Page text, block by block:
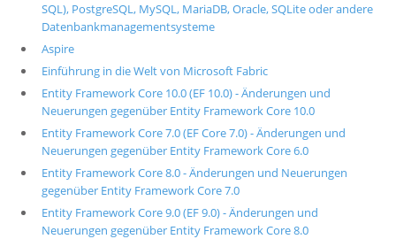
SQL), PostgreSQL, MySQL, MariaDB, Oracle, SQLite oder andere
Datenbankmanagementsysteme
Aspire
Einführung in die Welt von Microsoft Fabric
Entity Framework Core 10.0 (EF 10.0) - Änderungen und
Neuerungen gegenüber Entity Framework Core 10.0
Entity Framework Core 7.0 (EF Core 7.0) - Änderungen und
Neuerungen gegenüber Entity Framework Core 6.0
Entity Framework Core 8.0 - Änderungen und Neuerungen
gegenüber Entity Framework Core 7.0
Entity Framework Core 9.0 (EF 9.0) - Änderungen und
Neuerungen gegenüber Entity Framework Core 8.0